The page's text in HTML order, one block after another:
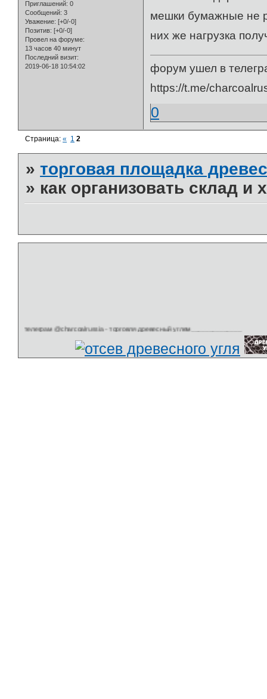
Приглашений: 0
Сообщений: 3
Уважение: [+0/-0]
Позитив: [+0/-0]
Провел на форуме:
13 часов 40 минут
Последний визит:
2019-06-18 10:54:02
мешки бумажные не
них же нагрузка
форум ушел в
https://t.me/
0
Страница:« 1 2
»торговая площадка
» как организовать склад и
- торговля древесный углем______________